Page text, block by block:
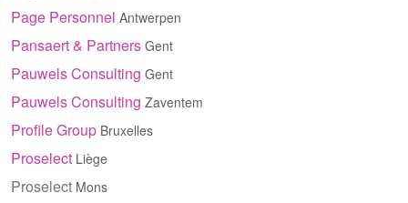
Page Personnel Antwerpen
Pansaert & Partners Gent
Pauwels Consulting Gent
Pauwels Consulting Zaventem
Profile Group Bruxelles
Proselect Liège
Proselect Mons